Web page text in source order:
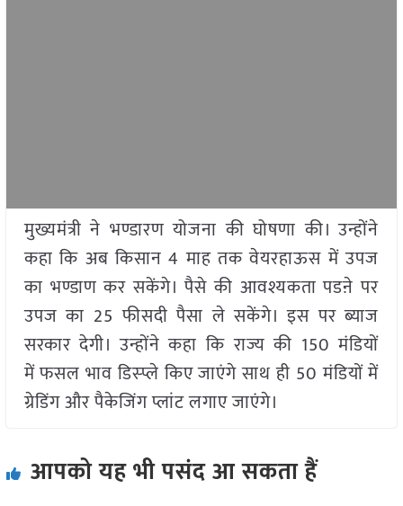
मुख्यमंत्री ने भण्डारण योजना की घोषणा की। उन्होंने
कहा कि अब किसान 4 माह तक वेयरहाऊस में उपज
का भण्डाण कर सकेंगे। पैसे की आवश्यकता पडऩे पर
उपज का 25 फीसदी पैसा ले सकेंगे। इस पर ब्याज
सरकार देगी। उन्होंने कहा कि राज्य की 150 मंडियों
में फसल भाव डिस्प्ले किए जाएंगे साथ ही 50 मंडियों में
ग्रेडिंग और पैकेजिंग प्लांट लगाए जाएंगे।
आपको यह भी पसंद आ सकता हैं